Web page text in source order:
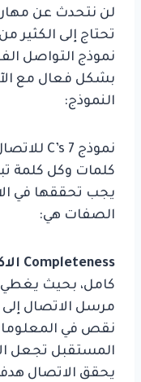
لن نتحدث عن
تحتاج إلى الكثير
نموذج التواصل
بشكل فعال مع
النموذج:
نموذج 7 C’s
كلمات وكل كلمة
يجب تحققها في
الصفات هي:
Completeness
كامل، بحيث يغطي
مرسل الاتصال
نقص في
المستقبل تجعل
يحقق الاتصال